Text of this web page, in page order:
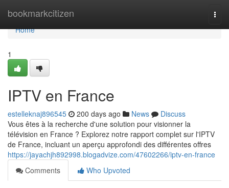
bookmarkcitizen
Home
Home
1
IPTV en France
estelleknaj896545 200 days ago News
Discuss
Vous êtes à la recherche d'une solution pour visionner la
télévision en France ? Explorez notre rapport complet sur l'IPTV
de France, incluant un aperçu approfondi des différentes offres
https://jayachjh892998.blogadvize.com/47602266/iptv-en-france
Comments
Who Upvoted